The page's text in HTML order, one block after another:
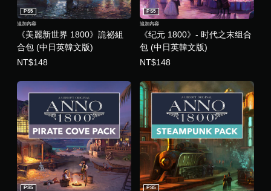
《美麗新世界 1800》詭祕組
合包 (中日英韓文版)
PS5
追加內容
NT$148
《纪元 1800》- 时代之末组合
包 (中日英韓文版)
PS5
追加內容
NT$148
PS5 PS5